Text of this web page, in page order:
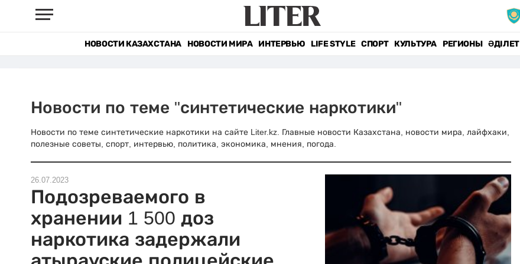
НОВОСТИ КАЗАХСТАНА НОВОСТИ МИРА ИНТЕРВЬЮ LIFE STYLE СПОРТ КУЛЬТУРА РЕГИОНЫ ӘДІЛЕТ
Новости по теме "синтетические наркотики"
Новости по теме синтетические наркотики на сайте Liter.kz. Главные новости Казахстана, новости мира, лайфхаки,
полезные советы, спорт, интервью, политика, экономика, мнения, погода.
26.07.2023
Подозреваемого в
хранении 1 500 доз
наркотика задержали